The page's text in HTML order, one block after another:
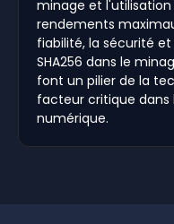
minage et
rendements
fiabilité, la sécurité
SHA256 dans le
font un pilier de la
facteur critique dans
numérique.